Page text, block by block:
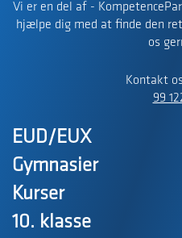
Vi er en del af -
hjælpe dig med at finde den
os
Kontakt
99
EUD/EUX
Gymnasier
Kurser
10. klasse